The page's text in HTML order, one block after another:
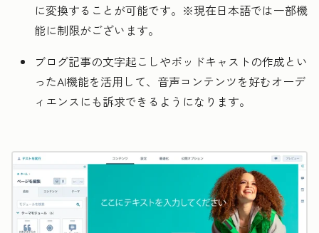
に変換することが可能です。※現在日本語では一部機
能に制限がございます。
ブログ記事の文字起こしやポッドキャストの作成とい
ったAI機能を活用して、音声コンテンツを好むオーデ
ィエンスにも訴求できるようになります。